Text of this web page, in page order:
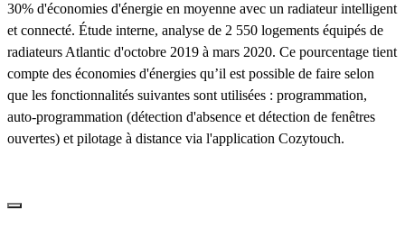
30% d'économies d'énergie en moyenne avec un radiateur intelligent
et connecté. Étude interne, analyse de 2 550 logements équipés de
radiateurs Atlantic d'octobre 2019 à mars 2020. Ce pourcentage tient
compte des économies d'énergies qu’il est possible de faire selon
que les fonctionnalités suivantes sont utilisées : programmation,
auto-programmation (détection d'absence et détection de fenêtres
ouvertes) et pilotage à distance via l'application Cozytouch.